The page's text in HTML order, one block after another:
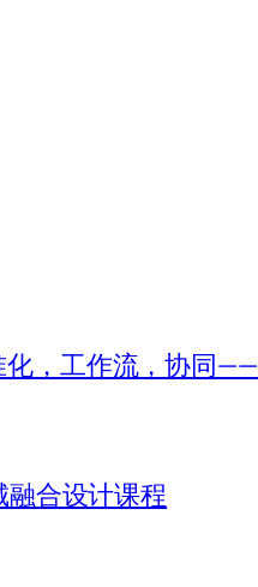
化，工作流，协同
融合设计课程